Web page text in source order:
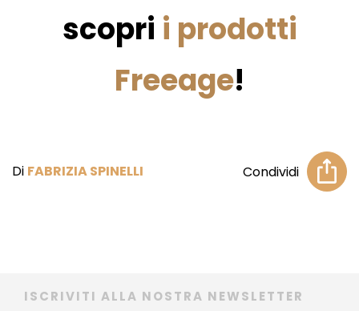
scopri i prodotti
Freeage!
Di FABRIZIA SPINELLI Condividi
ISCRIVITI ALLA NOSTRA NEWSLETTER